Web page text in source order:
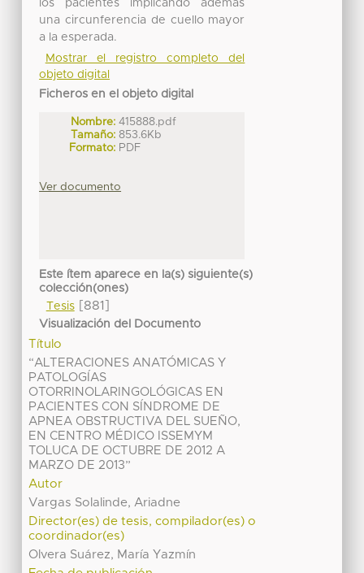
los pacientes implicando además
una circunferencia de cuello mayor
a la esperada.
Mostrar el registro completo del
objeto digital
Ficheros en el objeto digital
Nombre: 415888.pdf
Tamaño: 853.6Kb
Formato: PDF
Ver documento
Este ítem aparece en la(s) siguiente(s)
colección(ones)
Tesis[881]
Visualización del Documento
Título
“ALTERACIONES ANATÓMICAS Y
PATOLOGÍAS
OTORRINOLARINGOLÓGICAS EN
PACIENTES CON SÍNDROME DE
APNEA OBSTRUCTIVA DEL SUEÑO,
EN CENTRO MÉDICO ISSEMYM
TOLUCA DE OCTUBRE DE 2012 A
MARZO DE 2013”
Autor
Vargas Solalinde, Ariadne
Director(es) de tesis, compilador(es) o
coordinador(es)
Olvera Suárez, María Yazmín